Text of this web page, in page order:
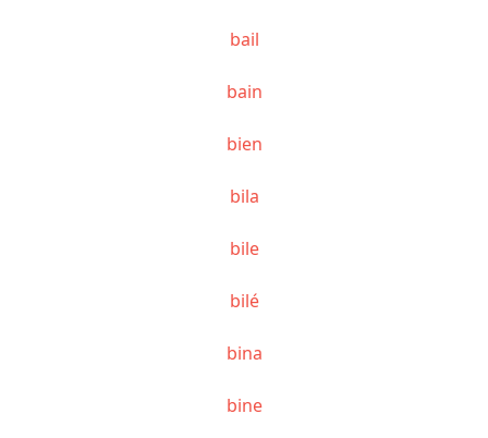
bail
bain
bien
bila
bile
bilé
bina
bine